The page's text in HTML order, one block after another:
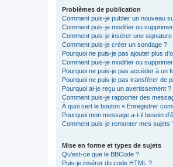
Problèmes de publication
Comment puis-je publier un nouveau
Comment puis-je modifier ou
Comment puis-je insérer une
Comment puis-je créer un sondage ?
Pourquoi ne puis-je pas ajouter plus
Comment puis-je modifier ou
Pourquoi ne puis-je pas accéder à un
Pourquoi ne puis-je pas transférer de
Pourquoi ai-je reçu un avertissement ?
Comment puis-je rapporter des
À quoi sert le bouton « Enregistrer
Pourquoi mon message a-t-il besoin
Comment puis-je remonter mes sujets
Mise en forme et types de sujets
Qu’est-ce que le BBCode ?
Puis-je insérer du code HTML ?